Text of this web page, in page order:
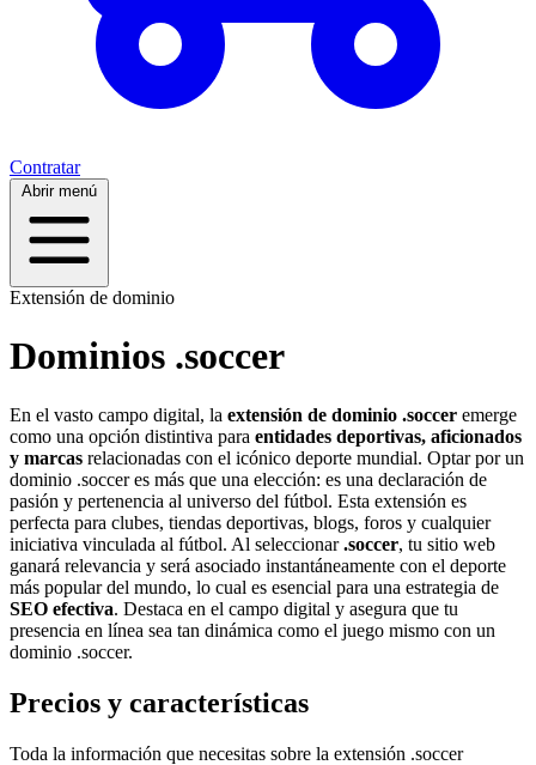
Contratar
Abrir menú
Extensión de dominio
Dominios .soccer
En el vasto campo digital, la extensión de dominio .soccer emerge
como una opción distintiva para entidades deportivas, aficionados
y marcas relacionadas con el icónico deporte mundial. Optar por un
dominio .soccer es más que una elección: es una declaración de
pasión y pertenencia al universo del fútbol. Esta extensión es
perfecta para clubes, tiendas deportivas, blogs, foros y cualquier
iniciativa vinculada al fútbol. Al seleccionar.soccer, tu sitio web
ganará relevancia y será asociado instantáneamente con el deporte
más popular del mundo, lo cual es esencial para una estrategia de
SEO efectiva. Destaca en el campo digital y asegura que tu
presencia en línea sea tan dinámica como el juego mismo con un
dominio .soccer.
Precios y características
Toda la información que necesitas sobre la extensión .soccer